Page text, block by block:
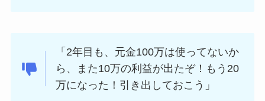
「2年目も、元金100万は使ってないか
ら、また10万の利益が出たぞ！もう20
万になった！引き出しておこう」